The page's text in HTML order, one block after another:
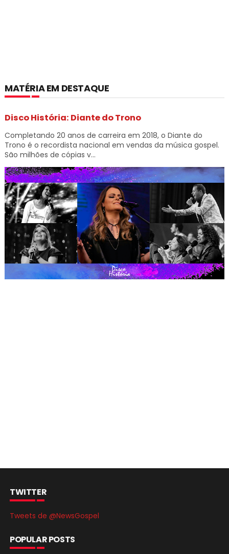
MATÉRIA EM DESTAQUE
Disco História: Diante do Trono
Completando 20 anos de carreira em 2018, o Diante do
Trono é o recordista nacional em vendas da música gospel.
São milhões de cópias v...
TWITTER
Tweets de @NewsGospel
POPULAR POSTS